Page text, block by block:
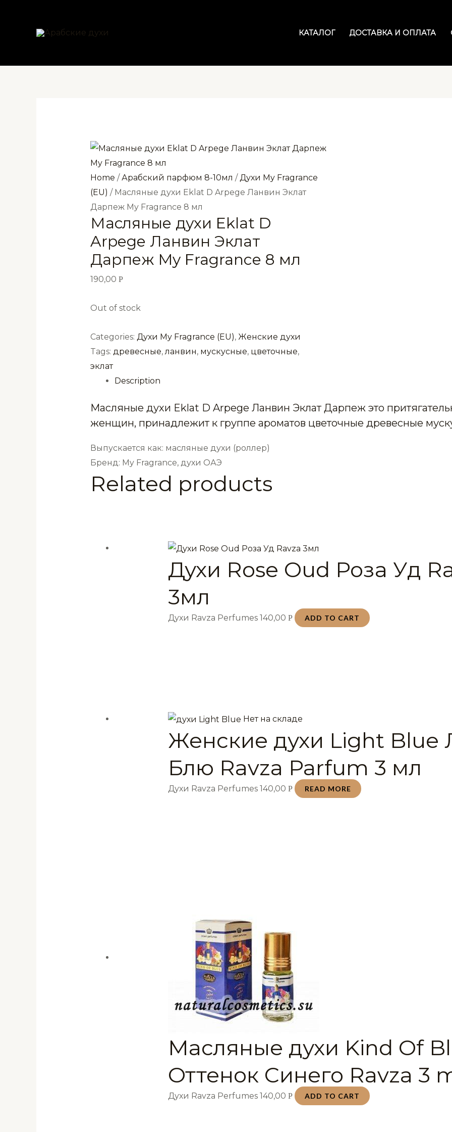
содержимому
КАТАЛОГ ДОСТАВКА И ОПЛАТА
Home / Арабский парфюм 8-10мл / Духи My Fragrance
(EU) / Масляные духи Eklat D Arpege Ланвин Эклат
Дарпеж My Fragrance 8 мл
Масляные духи Eklat D
Arpege Ланвин Эклат
Дарпеж My Fragrance 8 мл
190,00 Р
Out of stock
Categories: Духи My Fragrance (EU), Женские духи
Tags: древесные,ланвин, мускусные, цветочные,
эклат
Description
Масляные духи Eklat D Arpege Ланвин Эклат Дарпеж это
женщин, принадлежит к группе ароматов цветочные древесные
Выпускается как: масляные духи (роллер)
Бренд: My Fragrance, духи ОАЭ
Related products
Духи Rose Oud Роза Уд
3мл
Духи Ravza Perfumes140,00Р ADD TO CART
Нет на складе
Женские духи Light Blue
Блю Ravza Parfum 3 мл
Духи Ravza Perfumes140,00Р READ MORE
Масляные духи Kind Of
Оттенок Синего Ravza 3
Духи Ravza Perfumes140,00Р ADD TO CART